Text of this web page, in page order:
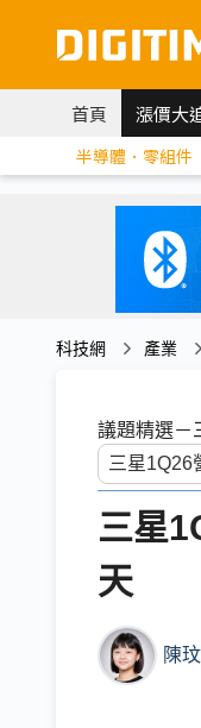
首頁 漲價大
半導體．零組件
科技網 產業
議題精選－
三星
天
陳